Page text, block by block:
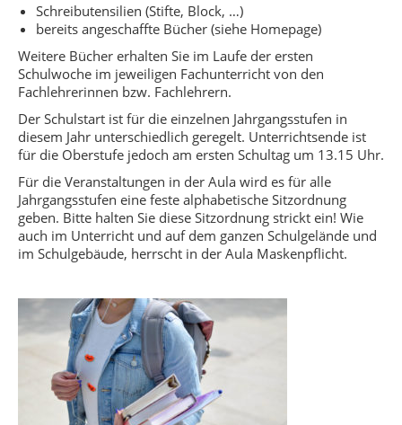
Schreibutensilien (Stifte, Block, …)
bereits angeschaffte Bücher (siehe Homepage)
Weitere Bücher erhalten Sie im Laufe der ersten
Schulwoche im jeweiligen Fachunterricht von den
Fachlehrerinnen bzw. Fachlehrern.
Der Schulstart ist für die einzelnen Jahrgangsstufen in
diesem Jahr unterschiedlich geregelt. Unterrichtsende ist
für die Oberstufe jedoch am ersten Schultag um 13.15 Uhr.
Für die Veranstaltungen in der Aula wird es für alle
Jahrgangsstufen eine feste alphabetische Sitzordnung
geben. Bitte halten Sie diese Sitzordnung strickt ein! Wie
auch im Unterricht und auf dem ganzen Schulgelände und
im Schulgebäude, herrscht in der Aula Maskenpflicht.